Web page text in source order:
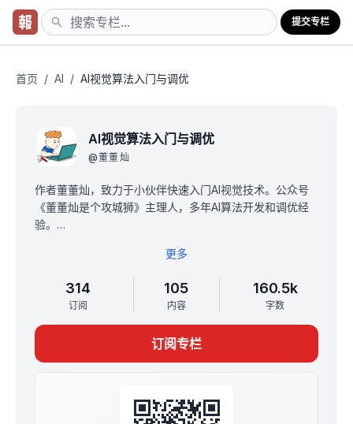
提交专栏
首页 / AI / AI视觉算法入门与调优
AI视觉算法入门与调优
@董董灿
作者董董灿，致力于小伙伴快速入门AI视觉技术。公众号
《董董灿是个攻城狮》主理人，多年AI算法开发和调优经
验。
本专栏从传统计算机视觉背景讲起，由浅入深的剖析图像
的像素、卷积、池化、残差结构、激活、SoftMax 分类、
全连接等算法原理。
并带你从零手写以上所有算法，从零手写模型完成图像识
别，最后对手写的模型进行性能调优。
适合希望入门AI视觉、提高自己的朋友。
籍《AI视觉入门与调优》一本，送完为止。
祝你学有所成，收获满满。
更多
314
订阅
105
内容
160.5k
字数
订阅专栏